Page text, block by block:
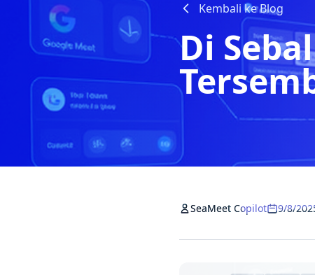
Kembali ke Blog
Di
SeaMeet Copilot 9/8/